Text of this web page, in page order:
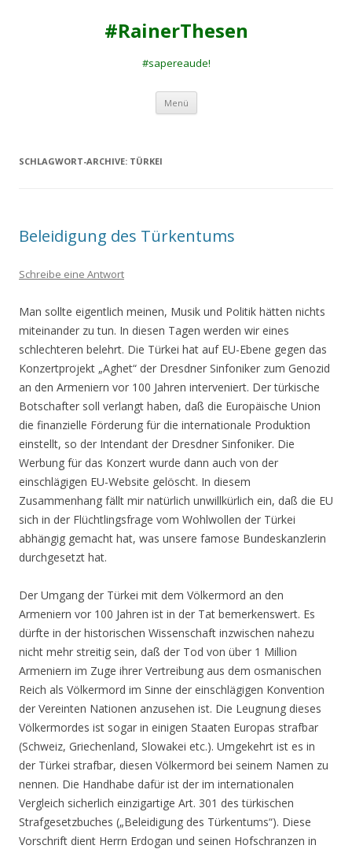
#RainerThesen
#sapereaude!
Menü Zum
springen
SCHLAGWORT-ARCHIVE: TÜRKEI
Beleidigung des Türkentums
Schreibe eine Antwort
Man sollte eigentlich meinen, Musik und Politik hätten nichts
miteinander zu tun. In diesen Tagen werden wir eines
schlechteren belehrt. Die Türkei hat auf EU-Ebene gegen das
Konzertprojekt „Aghet“ der Dresdner Sinfoniker zum Genozid
an den Armeniern vor 100 Jahren interveniert. Der türkische
Botschafter soll verlangt haben, daß die Europäische Union
die finanzielle Förderung für die internationale Produktion
einstellt, so der Intendant der Dresdner Sinfoniker. Die
Werbung für das Konzert wurde dann auch von der
einschlägigen EU-Website gelöscht. In diesem
Zusammenhang fällt mir natürlich unwillkürlich ein, daß die EU
sich in der Flüchtlingsfrage vom Wohlwollen der Türkei
abhängig gemacht hat, was unsere famose Bundeskanzlerin
durchgesetzt hat.
Der Umgang der Türkei mit dem Völkermord an den
Armeniern vor 100 Jahren ist in der Tat bemerkenswert. Es
dürfte in der historischen Wissenschaft inzwischen nahezu
nicht mehr streitig sein, daß der Tod von über 1 Million
Armeniern im Zuge ihrer Vertreibung aus dem osmanischen
Reich als Völkermord im Sinne der einschlägigen Konvention
der Vereinten Nationen anzusehen ist. Die Leugnung dieses
Völkermordes ist sogar in einigen Staaten Europas strafbar
(Schweiz, Griechenland, Slowakei etc.). Umgekehrt ist es in
der Türkei strafbar, diesen Völkermord bei seinem Namen zu
nennen. Die Handhabe dafür ist der im internationalen
Vergleich sicherlich einzigartige Art. 301 des türkischen
Strafgesetzbuches („Beleidigung des Türkentums“). Diese
Vorschrift dient Herrn Erdogan und seinen Hofschranzen in